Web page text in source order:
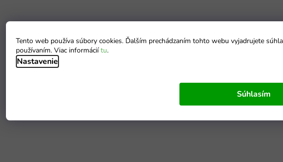
Tento web používa súbory cookies. Ďalším prechádzaním tohto webu vyjadrujete
používaním. Viac informáciítu.
Nastavenie
Súhlasím